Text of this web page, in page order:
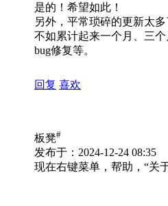
是的！希望如此！
另外，平常琐碎的更新太
不如累计起来一个月、三
bug修复等。
回复 喜欢
板凳#
发布于：2024-12-24 08:35
现在右键菜单，帮助，“关